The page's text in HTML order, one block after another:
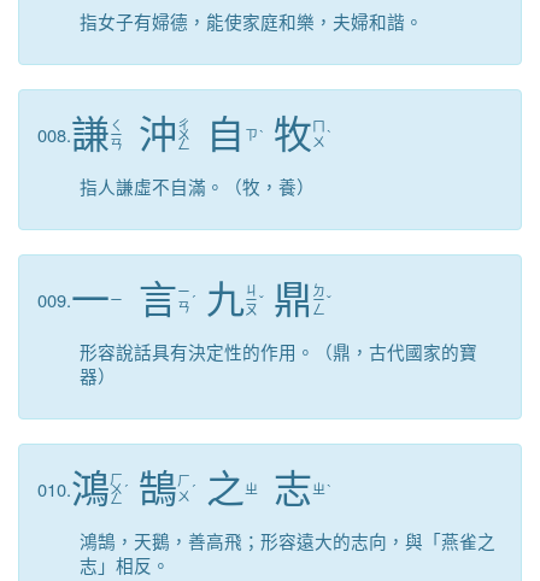
指女子有婦德，能使家庭和樂，夫婦和諧。
008.謙 ㄑ
ㄧ
ㄢ 沖 ㄔ
ㄨ
ㄥ 自 ㄗˋ 牧 ㄇ
ㄨ ˋ
指人謙虛不自滿。（牧，養）
009.一ㄧ 言ㄧ
ㄢ ˊ 九ㄐ
ㄧ
ㄡ
ˇ 鼎 ㄉ
ㄧ
ㄥ
ˇ
形容說話具有決定性的作用。（鼎，古代國家的寶
器）
010.鴻ㄏ
ㄨ
ㄥ
ˊ 鵠ㄏ
ㄨ ˊ 之 ㄓ 志ㄓˋ
鴻鵠，天鵝，善高飛；形容遠大的志向，與「燕雀之
志」相反。